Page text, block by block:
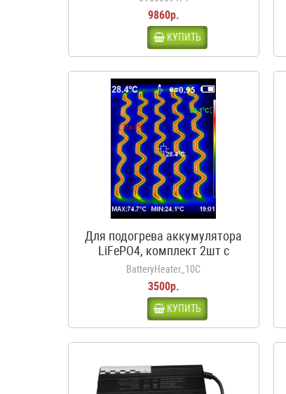
предохранителями
9860р.
КУПИТЬ
Для подогрева аккумулятора
LiFePO4, комплект 2шт с
термостатом, 12В, 50Вт, 3.5А,
10С
BatteryHeater_10C
3500р.
КУПИТЬ